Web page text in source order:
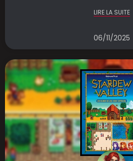
LIRE LA SUITE
06/11/2025